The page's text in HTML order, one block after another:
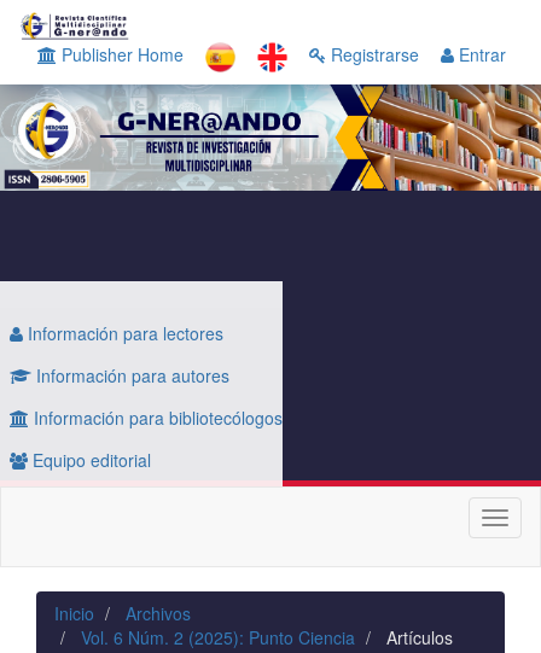
Navegación
principal
Contenido
principal
Barra
lateral
Publisher Home Registrarse Entrar
Información para lectores
Información para autores
Información para bibliotecólogos
Equipo editorial
Inicio
Archivos
Vol. 6 Núm. 2 (2025): Punto Ciencia
Artículos